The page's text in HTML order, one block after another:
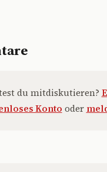
du mitdiskutieren?
Konto oder